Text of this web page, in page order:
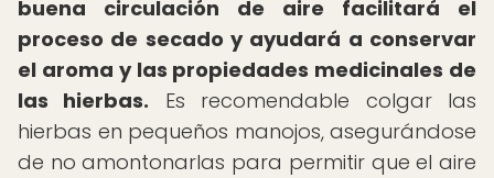
buena circulación de aire facilitará el
proceso de secado y ayudará a conservar
el aroma y las propiedades medicinales de
las hierbas. Es recomendable colgar las
hierbas en pequeños manojos, asegurándose
de no amontonarlas para permitir que el aire